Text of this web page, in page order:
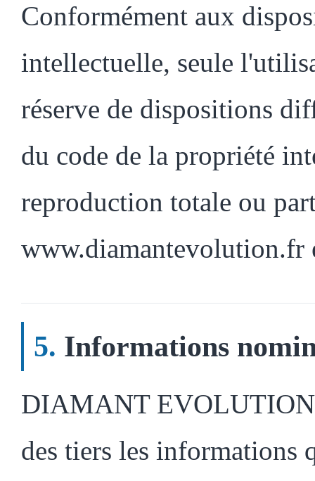
Conformément aux
intellectuelle, seule
réserve de dispositions
du code de la propriété
reproduction totale ou
www.diamantevolution.fr
Informations
DIAMANT EVOLUTION
des tiers les informations